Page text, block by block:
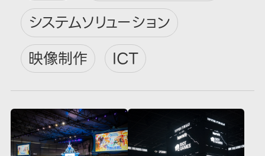
システムソリューション
映像制作
ICT